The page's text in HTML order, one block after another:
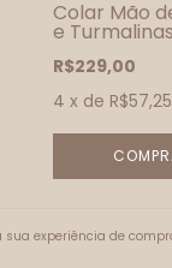
sua experiência de
Colar Mão
e Turmalinas
R$229,00
4 x de R$57,25